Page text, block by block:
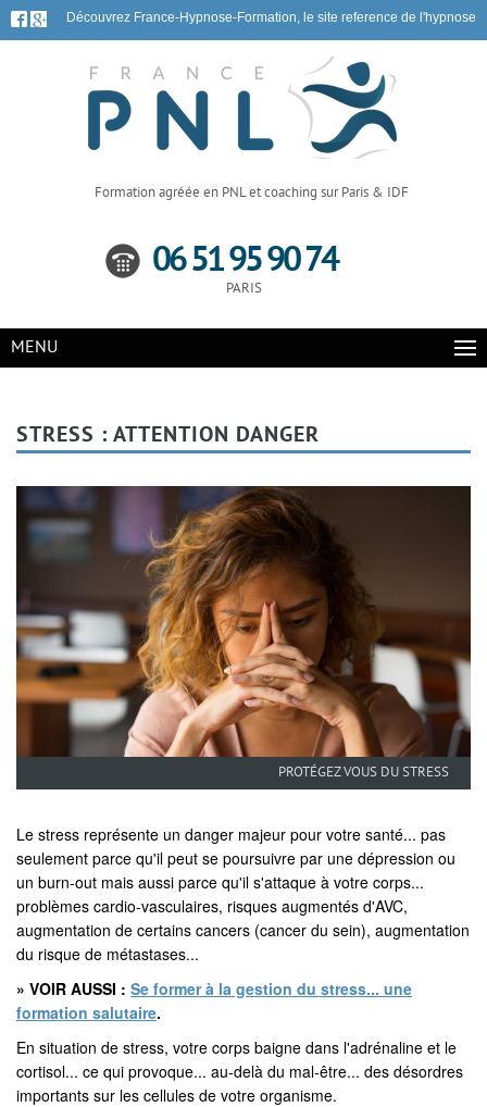
Découvrez France-Hypnose-Formation, le site reference de l'hypnose
Formation agréée en PNL et coaching sur Paris & IDF
06 51 95 90 74
PARIS
MENU
STRESS : ATTENTION DANGER
PROTÉGEZ VOUS DU STRESS
Le stress représente un danger majeur pour votre santé... pas
seulement parce qu'il peut se poursuivre par une dépression ou
un burn-out mais aussi parce qu'il s'attaque à votre corps...
problèmes cardio-vasculaires, risques augmentés d'AVC,
augmentation de certains cancers (cancer du sein), augmentation
du risque de métastases...
» VOIR AUSSI : Se former à la gestion du stress... une
formation salutaire.
En situation de stress, votre corps baigne dans l'adrénaline et le
cortisol... ce qui provoque... au-delà du mal-être... des désordres
importants sur les cellules de votre organisme.